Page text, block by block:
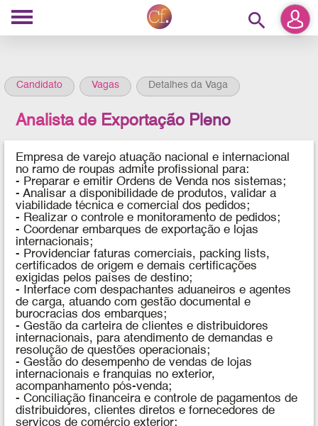
search
Candidato Vagas Detalhes da Vaga
Analista de Exportação Pleno
Empresa de varejo atuação nacional e internacional
no ramo de roupas admite profissional para:
- Preparar e emitir Ordens de Venda nos sistemas;
- Analisar a disponibilidade de produtos, validar a
viabilidade técnica e comercial dos pedidos;
- Realizar o controle e monitoramento de pedidos;
- Coordenar embarques de exportação e lojas
internacionais;
- Providenciar faturas comerciais, packing lists,
certificados de origem e demais certificações
exigidas pelos países de destino;
- Interface com despachantes aduaneiros e agentes
de carga, atuando com gestão documental e
burocracias dos embarques;
- Gestão da carteira de clientes e distribuidores
internacionais, para atendimento de demandas e
resolução de questões operacionais;
- Gestão do desempenho de vendas de lojas
internacionais e franquias no exterior,
acompanhamento pós-venda;
- Conciliação financeira e controle de pagamentos de
distribuidores, clientes diretos e fornecedores de
serviços de comércio exterior;